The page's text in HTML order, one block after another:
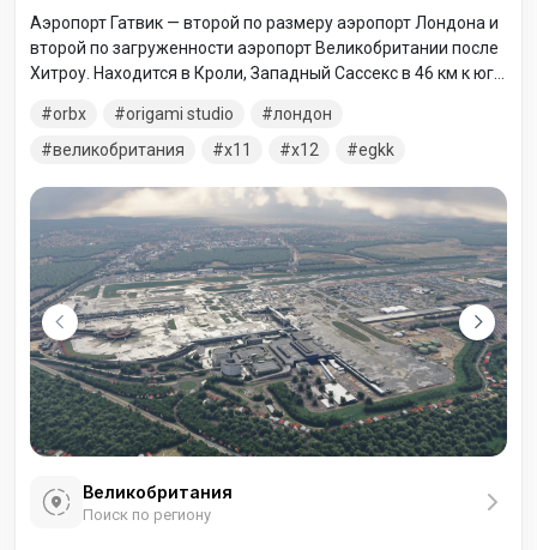
Аэропорт Гатвик — второй по размеру аэропорт Лондона и
второй по загруженности аэропорт Великобритании после
Хитроу. Находится в Кроли, Западный Сассекс в 46 км к югу
orbx
origami studio
лондон
великобритания
x11 x12 egkk
Великобритания
Поиск по региону